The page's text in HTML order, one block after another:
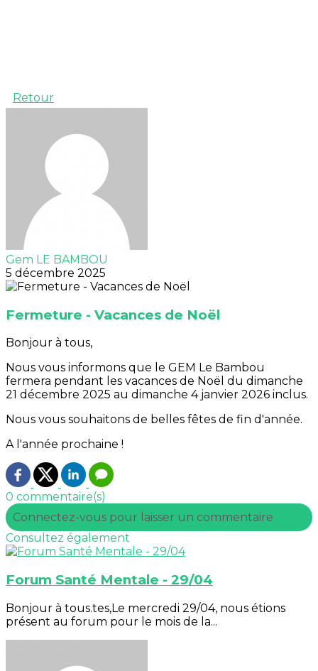
Retour
Gem LE BAMBOU
5 décembre 2025
Fermeture - Vacances de Noël
Bonjour à tous,
Nous vous informons que le GEM Le Bambou
fermera pendant les vacances de Noël du dimanche
21 décembre 2025 au dimanche 4 janvier 2026 inclus.
Nous vous souhaitons de belles fêtes de fin d'année.
A l'année prochaine !
0 commentaire(s)
Connectez-vous pour laisser un commentaire
Consultez également
Forum Santé Mentale - 29/04
Bonjour à tous.tes,Le mercredi 29/04, nous étions
présent au forum pour le mois de la...